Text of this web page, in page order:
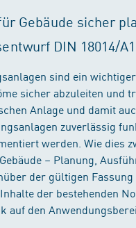
Gebäude sicher
DIN 18014/
sind ein
sicher abzuleiten und
Anlage und damit
zuverlässig
werden. Wie dies
– Planung,
der gültigen
der bestehenden
auf den